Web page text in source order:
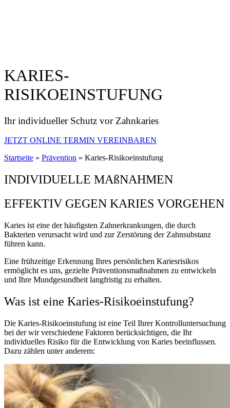
KARIES-
RISIKOEINSTUFUNG
Ihr individueller Schutz vor Zahnkaries
JETZT ONLINE TERMIN VEREINBAREN
Startseite » Prävention » Karies-Risikoeinstufung
INDIVIDUELLE MAßNAHMEN
EFFEKTIV GEGEN KARIES VORGEHEN
Karies ist eine der häufigsten Zahnerkrankungen, die durch
Bakterien verursacht wird und zur Zerstörung der Zahnsubstanz
führen kann.
Eine frühzeitige Erkennung Ihres persönlichen Kariesrisikos
ermöglicht es uns, gezielte Präventionsmaßnahmen zu entwickeln
und Ihre Mundgesundheit langfristig zu erhalten.
Was ist eine Karies-Risikoeinstufung?
Die Karies-Risikoeinstufung ist eine Teil Ihrer Kontrolluntersuchung
bei der wir verschiedene Faktoren berücksichtigen, die Ihr
individuelles Risiko für die Entwicklung von Karies beeinflussen.
Dazu zählen unter anderem: